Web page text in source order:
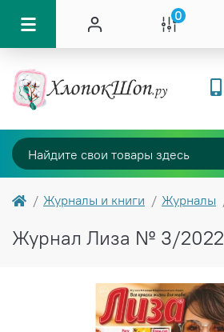
0
Журналы и книги Журналы
Журнал Лиза № 3/2022